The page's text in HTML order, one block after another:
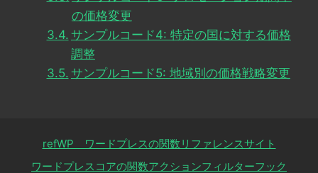
の価格変更
サンプルコード4: 特定の国に対する価格
調整
サンプルコード5: 地域別の価格戦略変更
refWP ワードプレスの関数リファレンスサイト
ワードプレスコアの関数アクションフィルターフック